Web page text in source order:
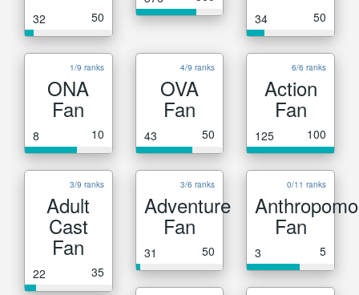
32 50 34 50
1/9 ranks
ONA
Fan
8 10
4/9 ranks
OVA
Fan
43 50
6/6 ranks
Action
Fan
125 100
3/9 ranks
Adult
Cast
Fan
22 35
3/6 ranks
Adventure
Fan
31 50
0/11 ranks
Fan
3 5